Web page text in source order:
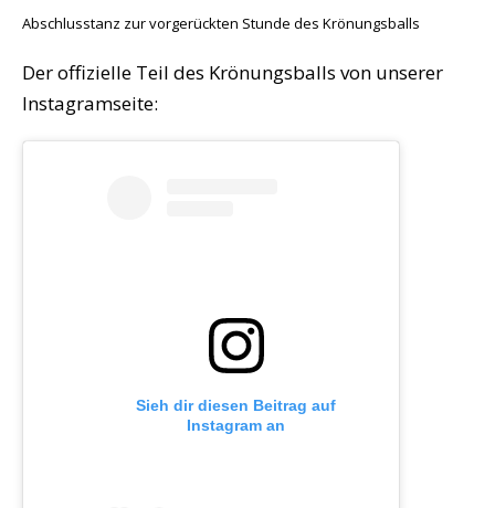
Abschlusstanz zur vorgerückten Stunde des Krönungsballs
Der offizielle Teil des Krönungsballs von unserer
Instagramseite:
Sieh dir diesen Beitrag auf
Instagram an